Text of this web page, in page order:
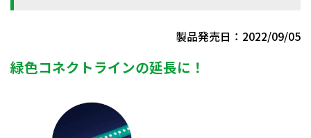
製品発売日：2022/09/05
緑色コネクトラインの延長に！